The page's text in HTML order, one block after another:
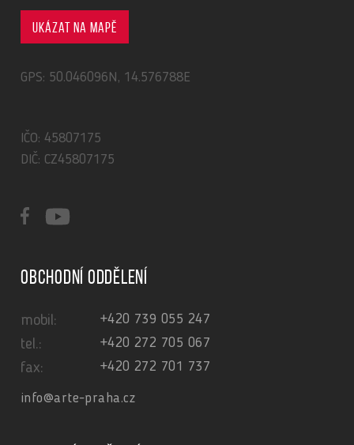
Ukázat na mapě
GPS: 50.046096N, 14.576788E
IČO: 45807175
DIČ: CZ45807175
Obchodní oddělení
mobil: +420 739 055 247
tel.: +420 272 705 067
fax: +420 272 701 737
info@arte-praha.cz